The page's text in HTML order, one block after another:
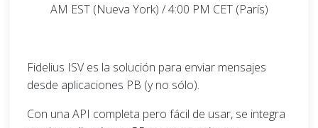
AM EST (Nueva York) / 4:00 PM CET (París)
Fidelius ISV es la solución para enviar mensajes
desde aplicaciones PB (y no sólo).
Con una API completa pero fácil de usar, se integra